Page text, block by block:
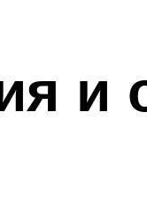
и